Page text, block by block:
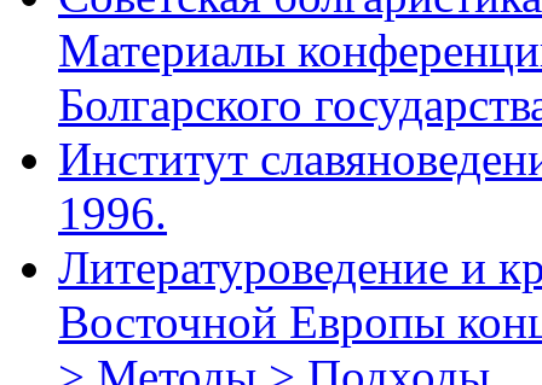
Материалы
Болгарского
Институт
1996.
Литературоведение и
Восточной Европы